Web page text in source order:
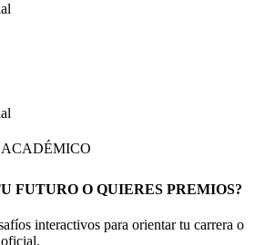
ACADÉMICO
FUTURO O QUIERES PREMIOS?
interactivos para orientar tu carrera o